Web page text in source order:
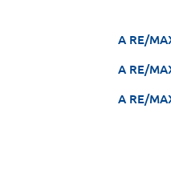
A RE/
A RE/
A RE/